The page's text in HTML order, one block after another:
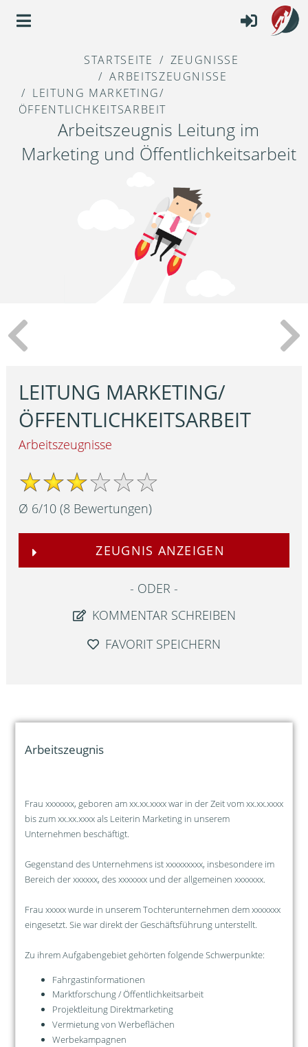
STARTSEITE
ZEUGNISSE
ARBEITSZEUGNISSE
LEITUNG MARKETING/
ÖFFENTLICHKEITSARBEIT
Arbeitszeugnis Leitung im
Marketing und Öffentlichkeitsarbeit
LEITUNG MARKETING/
ÖFFENTLICHKEITSARBEIT
Arbeitszeugnisse
Ø 6/10 (8 Bewertungen)
ZEUGNIS ANZEIGEN
ODER
KOMMENTAR SCHREIBEN
FAVORIT SPEICHERN
Arbeitszeugnis
Frau xxxxxxx, geboren am xx.xx.xxxx war in der Zeit vom xx.xx.xxxx
bis zum xx.xx.xxxx als Leiterin Marketing in unserem
Unternehmen beschäftigt.
Gegenstand des Unternehmens ist xxxxxxxxx, insbesondere im
Bereich der xxxxxx, des xxxxxxx und der allgemeinen xxxxxxx.
Frau xxxxx wurde in unserem Tochterunternehmen dem xxxxxxx
eingesetzt. Sie war direkt der Geschäftsführung unterstellt.
Zu ihrem Aufgabengebiet gehörten folgende Schwerpunkte:
Fahrgastinformationen
Marktforschung / Öffentlichkeitsarbeit
Projektleitung Direktmarketing
Vermietung von Werbeflächen
Werbekampagnen